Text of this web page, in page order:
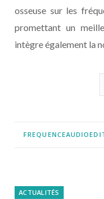
osseuse sur les
promettant un
intègre également la
ACTUALITÉS